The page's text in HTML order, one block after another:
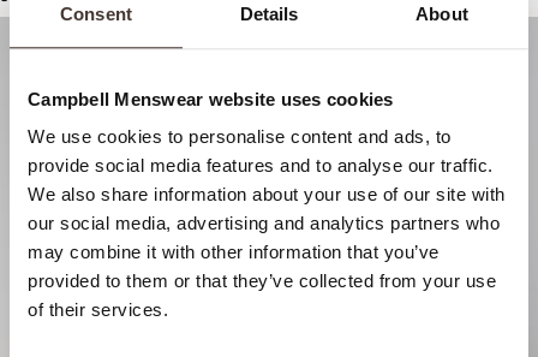
Consent Details About
Campbell Menswear website uses cookies
We use cookies to personalise content and ads, to
provide social media features and to analyse our traffic.
We also share information about your use of our site with
our social media, advertising and analytics partners who
may combine it with other information that you’ve
provided to them or that they’ve collected from your use
of their services.